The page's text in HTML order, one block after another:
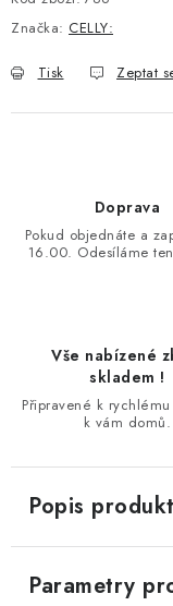
Značka: CELLY:
Tisk Zeptat
Doprava
Pokud objednáte a
16.00. Odesíláme
Vše nabízené
skladem !
Připravené k
k vám domů.
Popis
Parametry